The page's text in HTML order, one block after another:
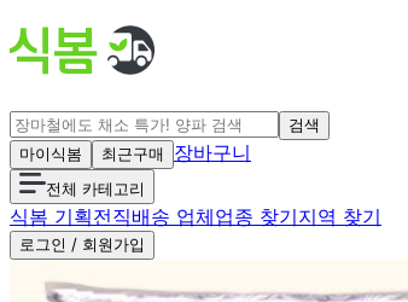
검색
마이식봄
최근구매 장바구니
전체 카테고리
식봄 기획전직배송 업체업종 찾기지역 찾기
로그인 / 회원가입